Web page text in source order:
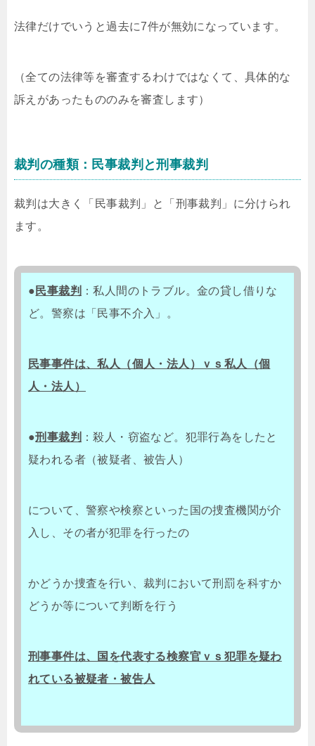
法律だけでいうと過去に7件が無効になっています。
（全ての法律等を審査するわけではなくて、具体的な
訴えがあったもののみを審査します）
裁判の種類：民事裁判と刑事裁判
裁判は大きく「民事裁判」と「刑事裁判」に分けられ
ます。
● 民事裁判 ：私人間のトラブル。金の貸し借りな
ど。警察は「民事不介入」。
民事事件は、私人（個人・法人）ｖｓ私人（個
人・法人）
●刑事裁判 ：殺人・窃盗など。犯罪行為をしたと
疑われる者（被疑者、被告人）
について、警察や検察といった国の捜査機関が介
入し、その者が犯罪を行ったの
かどうか捜査を行い、裁判において刑罰を科すか
どうか等について判断を行う
刑事事件は、国を代表する検察官ｖｓ犯罪を疑わ
れている被疑者・被告人